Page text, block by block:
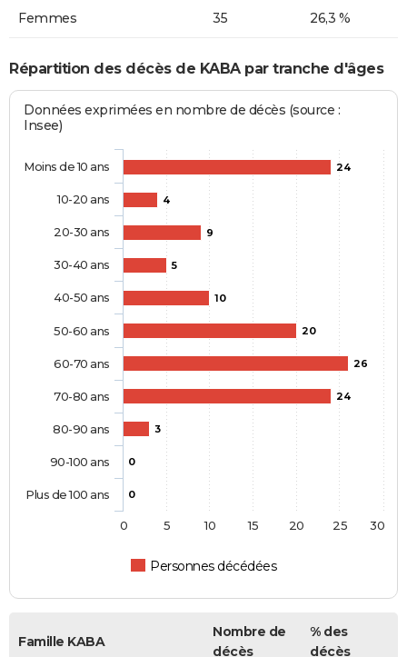
Femmes 35 26,3 %
Répartition des décès de KABA par tranche d'âges
Données exprimées en nombre de décès (source :
Insee)
24
4
9
5
10
20
26
24
3
0
0
Personnes décédées
Moins de 10 ans
10-20 ans
20-30 ans
30-40 ans
40-50 ans
50-60 ans
60-70 ans
70-80 ans
80-90 ans
90-100 ans
Plus de 100 ans
0 5 10 15 20 25 30
Famille KABA
Nombre de
décès
% des
décès